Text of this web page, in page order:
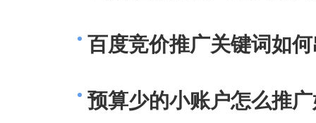
百度竞价推广关键词如
预算少的小账户怎么推